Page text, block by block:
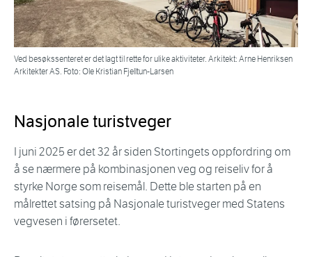
Ved besøkssenteret er det lagt til rette for ulike aktiviteter. Arkitekt: Arne Henriksen
Arkitekter AS. Foto: Ole Kristian Fjelltun-Larsen
Nasjonale turistveger
I juni 2025 er det 32 år siden Stortingets oppfordring om
å se nærmere på kombinasjonen veg og reiseliv for å
styrke Norge som reisemål. Dette ble starten på en
målrettet satsing på Nasjonale turistveger med Statens
vegvesen i førersetet.